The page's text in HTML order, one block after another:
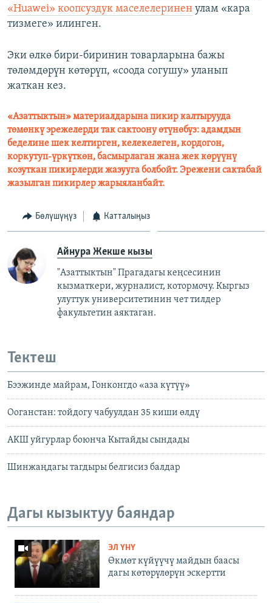
«Huawei» коопсуздук маселелеринен улам «кара
тизмеге» илинген.
Эки өлкө бири-биринин товарларына бажы
төлөмдөрүн көтөрүп, «соода согушу» уланып
жаткан кез.
«Азаттыктын» материалдарына пикир калтырууда
төмөнкү эрежелерди так сактоону өтүнөбүз: адамдын
беделине шек келтирген, келекелеген, кордогон,
коркутуп-үркүткөн, басмырлаган жана жек көрүүнү
козуткан пикирлерди жазууга болбойт. Эрежени сактабай
жазылган пикирлер жарыяланбайт.
Бөлүшүңүз Катталыңыз
Айнура Жекше кызы
"Азаттыктын" Прагадагы кеңсесинин
кызматкери, журналист, котормочу. Кыргыз
улуттук университетинин чет тилдер
факультетин аяктаган.
Тектеш
Бээжинде майрам, Гонконгдо «аза күтүү»
Ооганстан: тойдогу чабуулдан 35 киши өлдү
АКШ уйгурлар боюнча Кытайды сындады
Шинжаңдагы тагдыры белгисиз балдар
Дагы кызыктуу баяндар
ЭЛ ҮНҮ
Өкмөт күйүүчү майдын баасы
дагы көтөрүлөрүн эскертти